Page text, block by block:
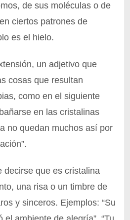
de sus moléculas o de
ciertos patrones de
es el hielo.
un adjetivo que
cosas que resultan
como en el siguiente
en las cristalinas
no quedan muchos así por
decirse que es cristalina
una risa o un timbre de
y sinceros. Ejemplos: “Su